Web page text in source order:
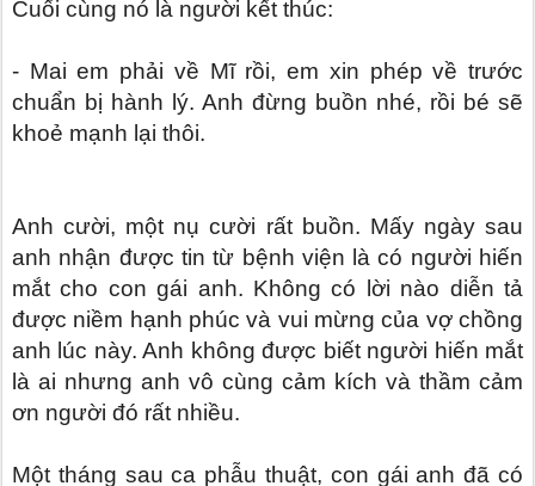
Cuối cùng nó là người kết thúc:
- Mai em phải về Mĩ rồi, em xin phép về trước
chuẩn bị hành lý. Anh đừng buồn nhé, rồi bé sẽ
khoẻ mạnh lại thôi.
Anh cười, một nụ cười rất buồn. Mấy ngày sau
anh nhận được tin từ bệnh viện là có người hiến
mắt cho con gái anh. Không có lời nào diễn tả
được niềm hạnh phúc và vui mừng của vợ chồng
anh lúc này. Anh không được biết người hiến mắt
là ai nhưng anh vô cùng cảm kích và thầm cảm
ơn người đó rất nhiều.
Một tháng sau ca phẫu thuật, con gái anh đã có